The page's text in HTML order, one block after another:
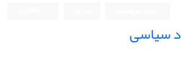
سیاسی